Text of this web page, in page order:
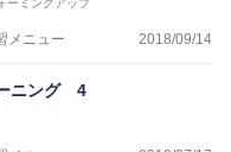
日本トレーニング指導者協会 JATI?ATI
夫次第で
ーミングアップ
メニュー 2018/09/14
ニング 4